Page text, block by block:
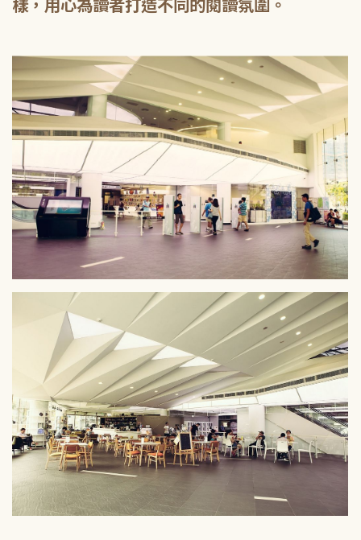
樣，用心為讀者打造不同的閱讀氛圍。